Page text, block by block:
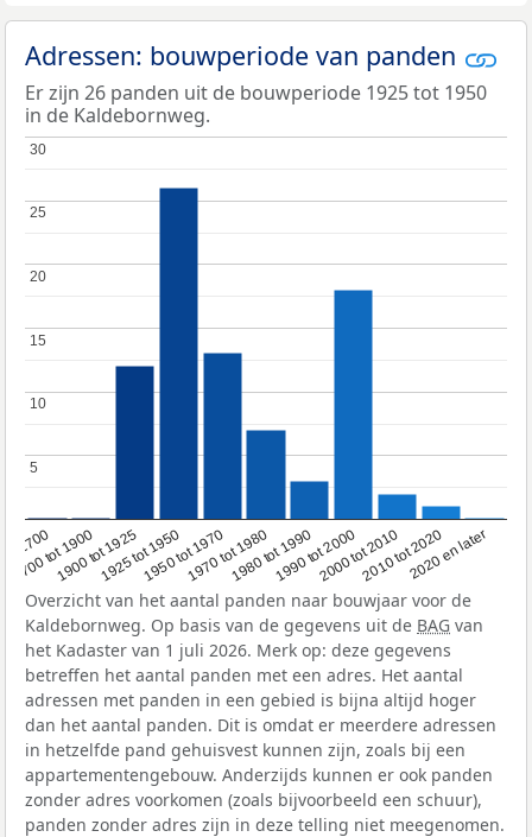
Adressen: bouwperiode van panden
Er zijn 26 panden uit de bouwperiode 1925 tot 1950
in de Kaldebornweg.
1700
1700 tot 1900
1900 tot 19251925 tot 19501950 tot 19701970 tot 19801980 tot 19901990 tot 20002000 tot 20102010 tot 20202020 en later
5
5
10
10
15
15
20
20
25
25
30
30
Overzicht van het aantal panden naar bouwjaar voor de
Kaldebornweg. Op basis van de gegevens uit de BAG van
het Kadaster van 1 juli 2026. Merk op: deze gegevens
betreffen het aantal panden met een adres. Het aantal
adressen met panden in een gebied is bijna altijd hoger
dan het aantal panden. Dit is omdat er meerdere adressen
in hetzelfde pand gehuisvest kunnen zijn, zoals bij een
appartementengebouw. Anderzijds kunnen er ook panden
zonder adres voorkomen (zoals bijvoorbeeld een schuur),
panden zonder adres zijn in deze telling niet meegenomen.